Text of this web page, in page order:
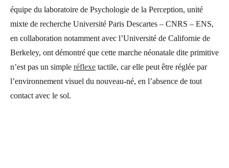
équipe du laboratoire de Psychologie de la Perception, unité
mixte de recherche Université Paris Descartes – CNRS – ENS,
en collaboration notamment avec l’Université de Californie de
Berkeley, ont démontré que cette marche néonatale dite primitive
n’est pas un simple réflexe tactile, car elle peut être réglée par
l’environnement visuel du nouveau-né, en l’absence de tout
contact avec le sol.